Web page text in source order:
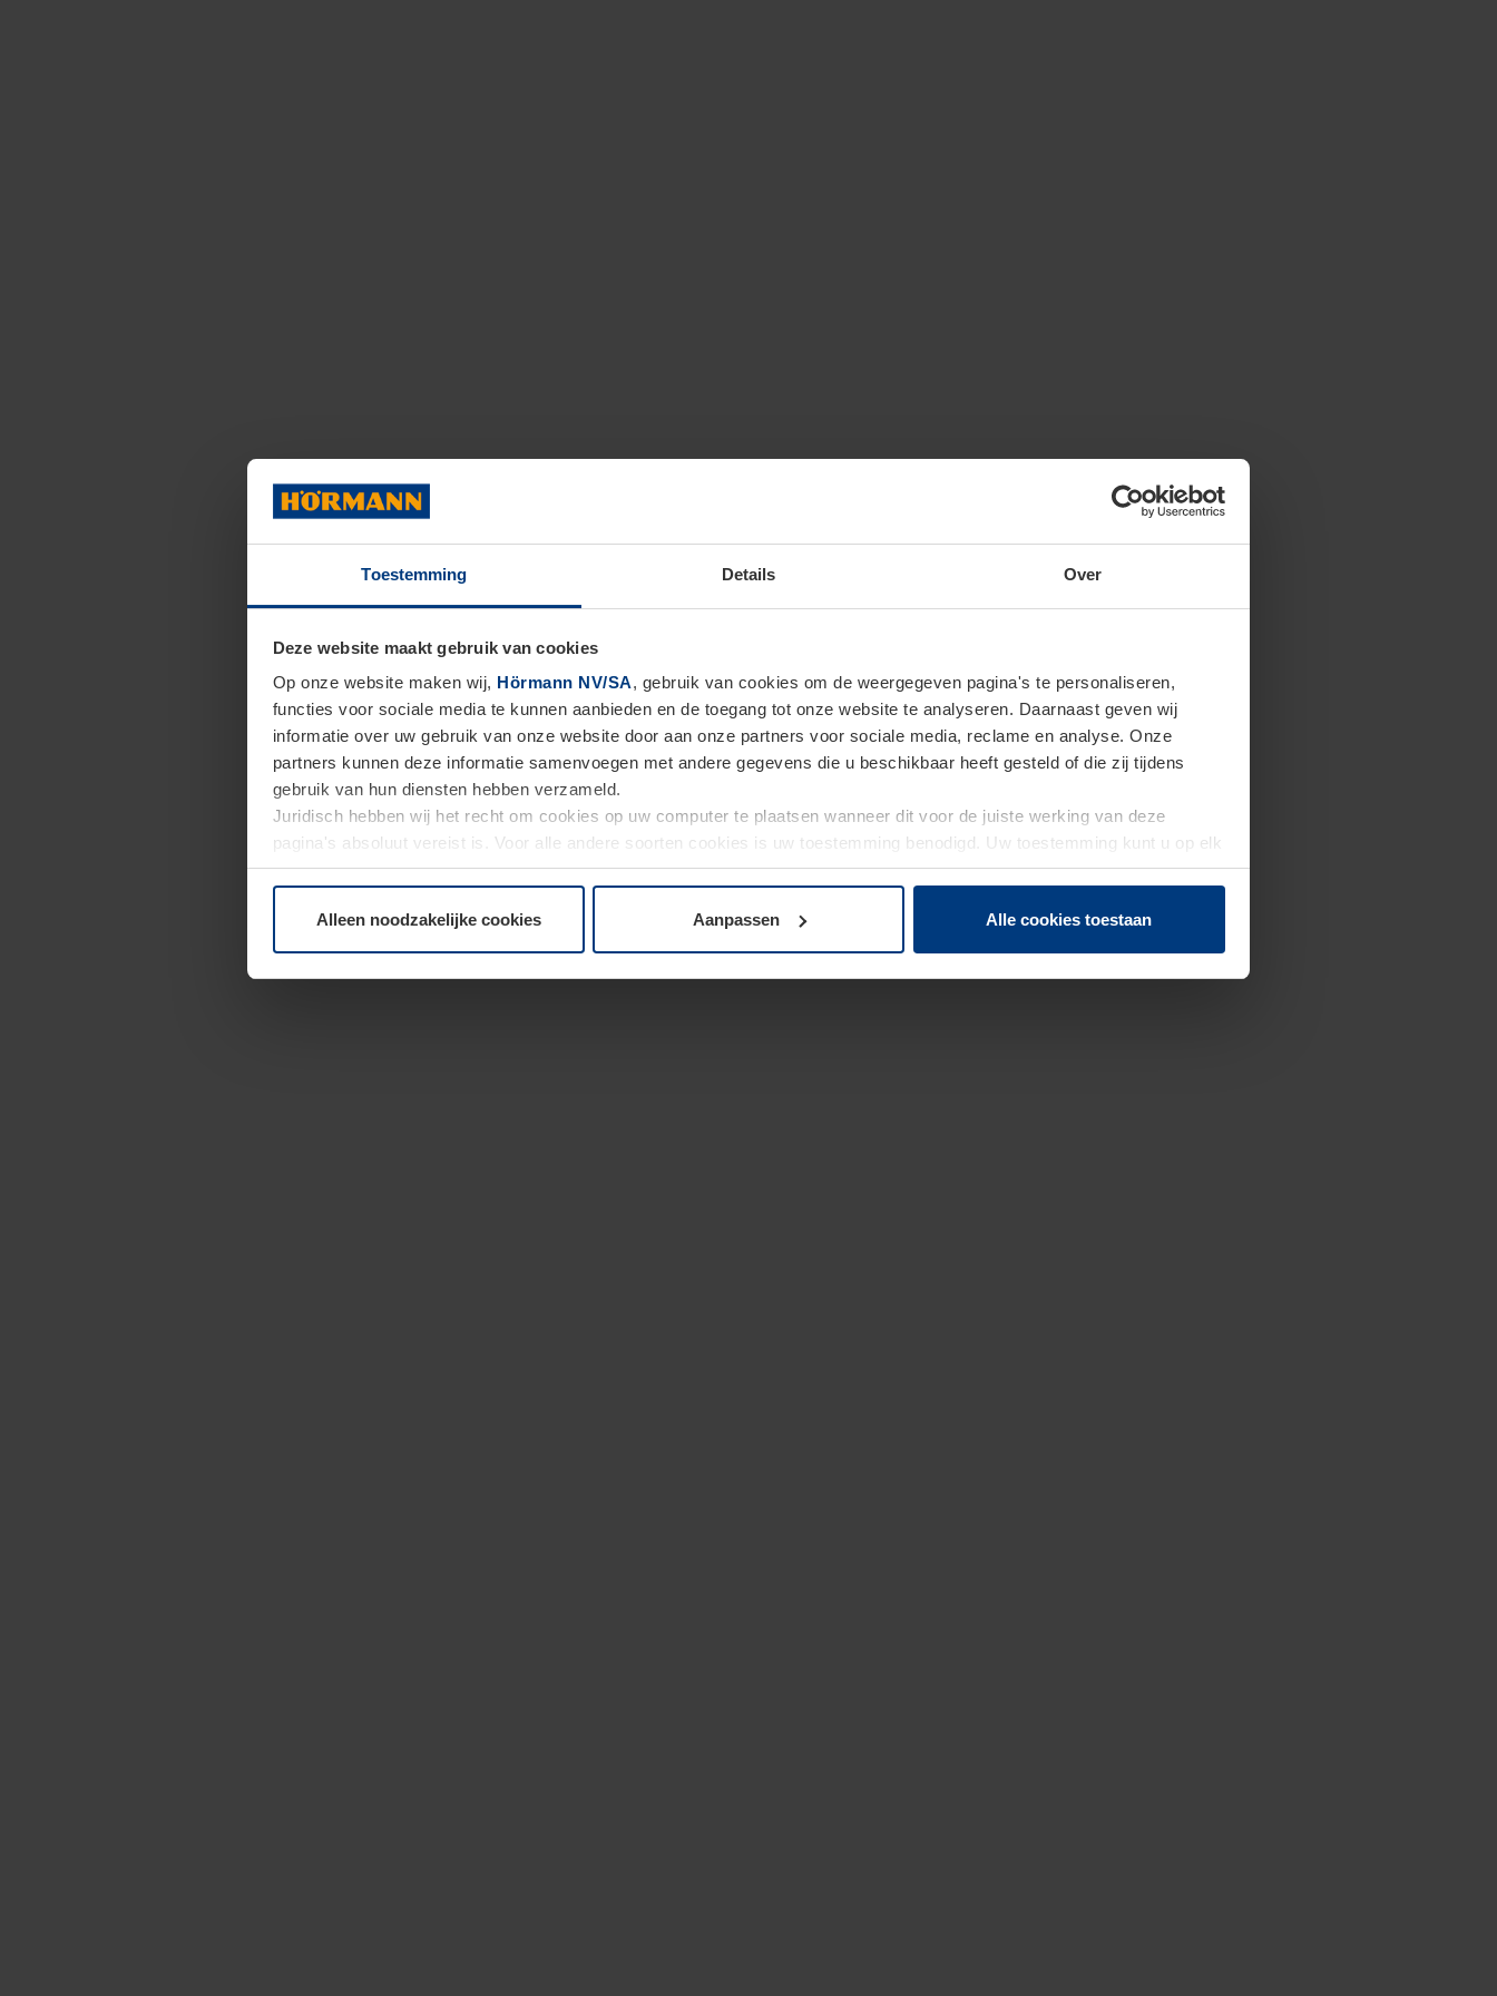
Toestemming Details Over
Deze website maakt gebruik van cookies
Op onze website maken wij, Hörmann NV/SA, gebruik van cookies om de weergegeven pagina's te personaliseren,
functies voor sociale media te kunnen aanbieden en de toegang tot onze website te analyseren. Daarnaast geven wij
informatie over uw gebruik van onze website door aan onze partners voor sociale media, reclame en analyse. Onze
partners kunnen deze informatie samenvoegen met andere gegevens die u beschikbaar heeft gesteld of die zij tijdens
gebruik van hun diensten hebben verzameld.
Juridisch hebben wij het recht om cookies op uw computer te plaatsen wanneer dit voor de juiste werking van deze
pagina's absoluut vereist is. Voor alle andere soorten cookies is uw toestemming benodigd. Uw toestemming kunt u op elk
moment bij de uitleg van de cookies op paginaPrivacyverklaringop onze website wijzigen of herroepen.
Alleen noodzakelijke cookies Aanpassen Alle cookies toestaan